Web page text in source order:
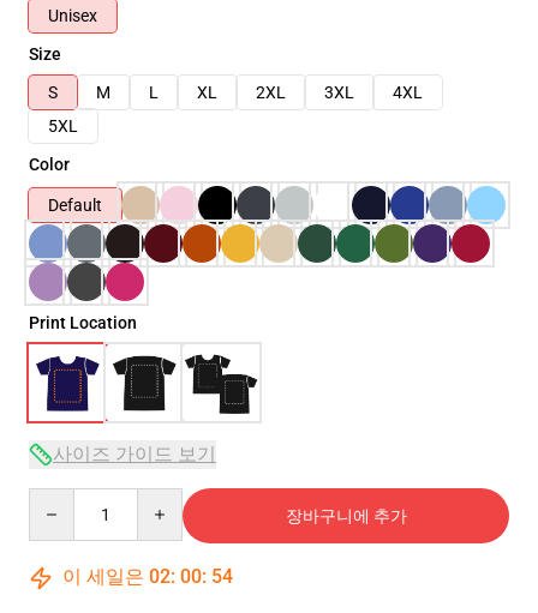
Unisex
Size
S
M L XL 2XL 3XL
4XL
5XL
Color
Default
Print Location
사이즈 가이드 보기
장바구니에 추가
이 세일은 02: 00: 54